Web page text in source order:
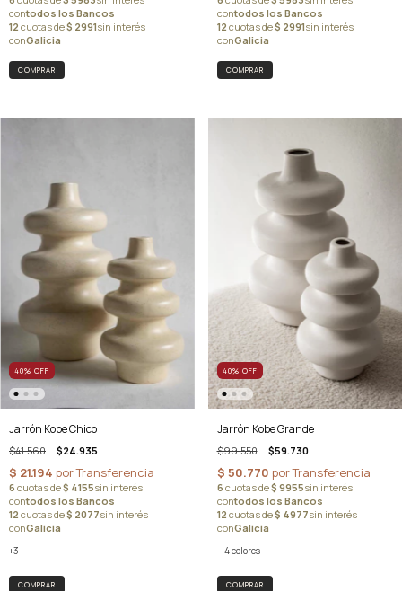
40% OFF
Jarrón Kobe Chico
$41.560 $24.935
+3
COMPRAR
40% OFF
Jarrón Kobe Grande
$99.550 $59.730
4 colores
COMPRAR